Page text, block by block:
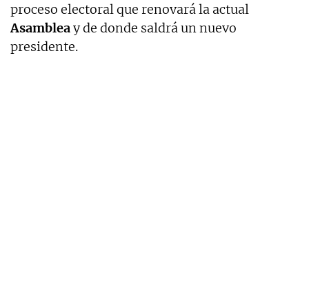
proceso electoral que renovará la actual
Asambleay de donde saldrá un nuevo
presidente.